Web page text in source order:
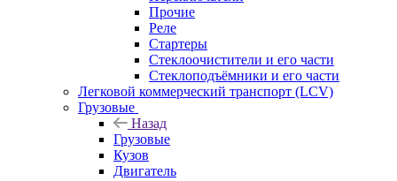
Прочие
Реле
Стартеры
Стеклоочистители и его части
Стеклоподъёмники и его части
Легковой коммерческий транспорт (LCV)
Грузовые
Назад
Грузовые
Кузов
Двигатель